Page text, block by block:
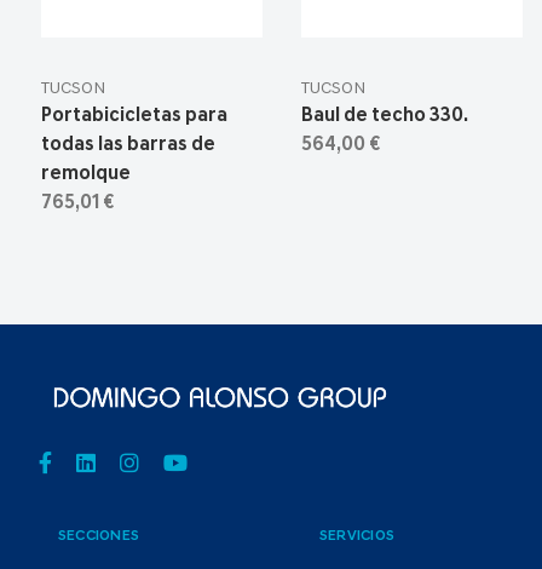
TUCSON
Portabicicletas para
todas las barras de
remolque
765,01 €
TUCSON
Baul de techo 330.
564,00 €
SECCIONES SERVICIOS